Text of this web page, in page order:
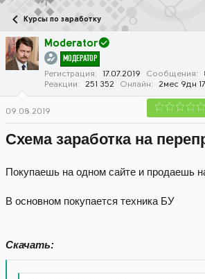
т
о
р
т
е
а
а
ч
а
л
а
Курсы по заработку
Moderator
МОДЕРАТОР
Регистрация 17.07.2019 Сообщения
Реакции
251 352 Онлайн 2мес 9дн
09.08.2019
Схема заработка на
Покупаешь на одном сайте и продаешь
В основном покупается техника БУ
Скачать: